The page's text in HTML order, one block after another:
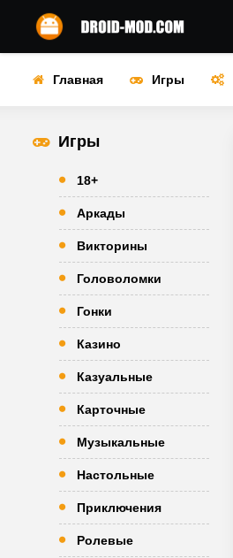
Главная Игры
Игры
18+
Аркады
Викторины
Головоломки
Гонки
Казино
Казуальные
Карточные
Музыкальные
Настольные
Приключения
Ролевые